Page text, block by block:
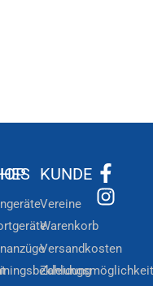
KUNDE
Vereine
Warenkorb
Versandkosten